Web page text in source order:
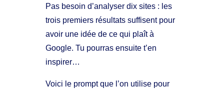
Pas besoin d’analyser dix sites : les
trois premiers résultats suffisent pour
avoir une idée de ce qui plaît à
Google. Tu pourras ensuite t’en
inspirer…
Voici le prompt que l’on utilise pour